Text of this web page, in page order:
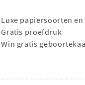
Luxe papiersoorten
Gratis proefdruk
Win gratis